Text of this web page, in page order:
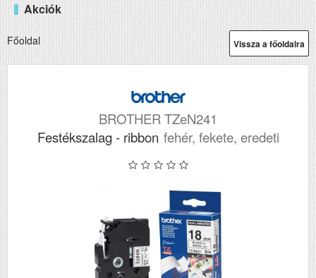
Akciók
Vissza a főoldalra
Főoldal
BROTHER TZeN241
Festékszalag - ribbon fehér, fekete, eredeti